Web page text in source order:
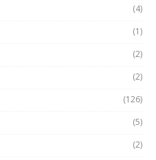
(4)
(1)
(2)
(2)
(126)
(5)
(2)